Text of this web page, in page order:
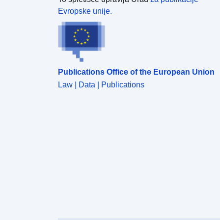
Evropske unije.
Publications Office of the European Union
Law | Data | Publications